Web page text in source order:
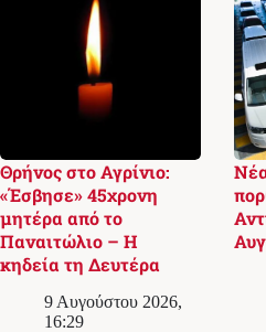
Θρήνος στο Αγρίνιο:
«Έσβησε» 45χρονη
μητέρα από το
Παναιτώλιο – Η
κηδεία τη Δευτέρα
9 Αυγούστου 2026,
16:29